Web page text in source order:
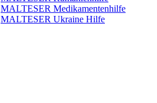
MALTESER Medikamentenhilfe
MALTESER Ukraine Hilfe